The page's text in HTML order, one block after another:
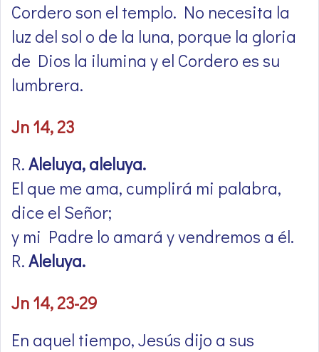
Cordero son el templo. No necesita la
luz del sol o de la luna, porque la gloria
de Dios la ilumina y el Cordero es su
lumbrera.
Jn 14, 23
R.Aleluya, aleluya.
El que me ama, cumplirá mi palabra,
dice el Señor;
y mi Padre lo amará y vendremos a él.
R.Aleluya.
Jn 14, 23-29
En aquel tiempo, Jesús dijo a sus